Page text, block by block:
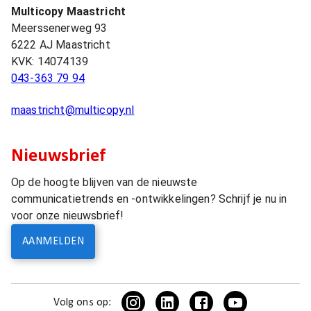
Multicopy Maastricht
Meerssenerweg 93
6222 AJ Maastricht
KVK: 14074139
043-363 79 94
maastricht@multicopy.nl
Nieuwsbrief
Op de hoogte blijven van de nieuwste
communicatietrends en -ontwikkelingen? Schrijf je nu in
voor onze nieuwsbrief!
AANMELDEN
Volg ons op: